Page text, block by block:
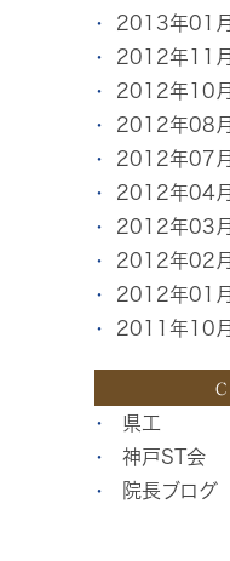
2013年01月
2012年11月
2012年10月
2012年08月
2012年07月
2012年04月
2012年03月
2012年02月
2012年01月
2011年10月
県工
神戸ST会
院長ブログ